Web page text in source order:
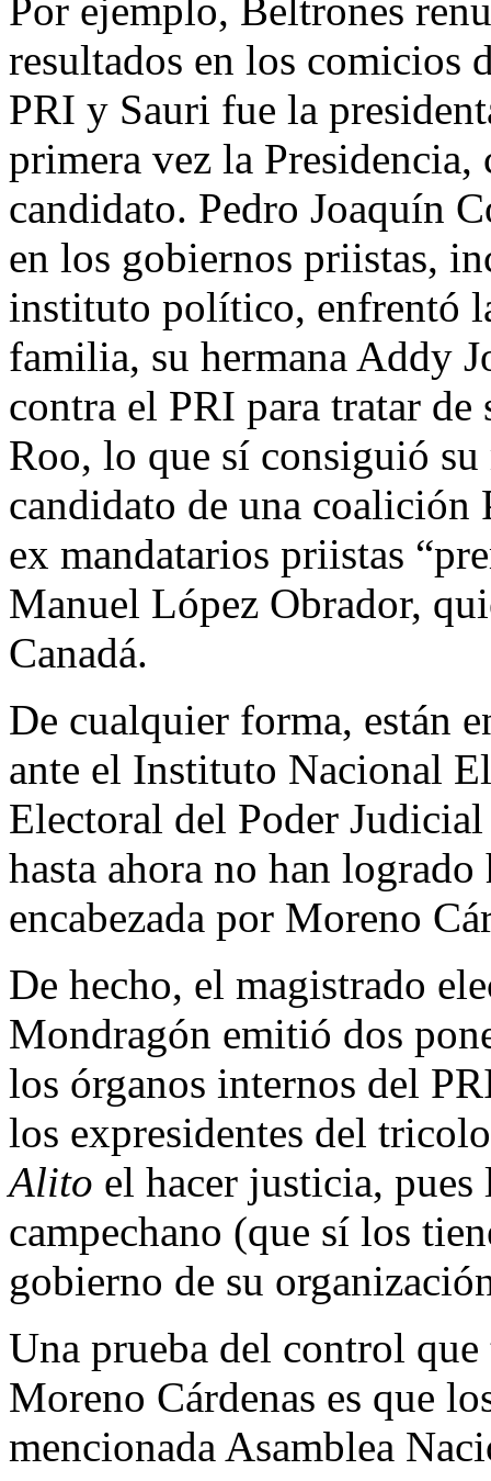
Por ejemplo, Beltrones
resultados en los comicios
PRI y Sauri fue la
primera vez la
candidato. Pedro Joaquín
en los gobiernos priistas,
instituto político, enfrentó
familia, su hermana Addy
contra el PRI para tratar de
Roo, lo que sí consiguió
candidato de una coalición
ex mandatarios priistas
Manuel López Obrador,
Canadá.
De cualquier forma, están
ante el Instituto Nacional
Electoral del Poder
hasta ahora no han
encabezada por Moreno
De hecho, el magistrado
Mondragón emitió dos
los órganos internos del
los expresidentes del
Alito el hacer justicia,
campechano (que sí los
gobierno de su
Una prueba del control
Moreno Cárdenas es que
mencionada Asamblea